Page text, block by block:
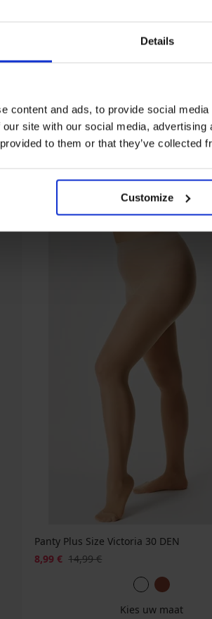
Details
content and ads, to provide social
site with our social media,
to them or that they’ve collected
Customize
4,9
effect 17 DEN
Hold-ups
Uit dezelfde
Panty Plus Size Victoria 30 DEN
8,99 € 14,99 €
Kies uw maat